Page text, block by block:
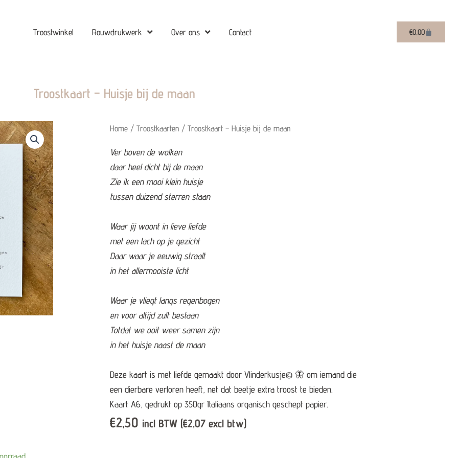
Troostwinkel Rouwdrukwerk Over ons Contact €0,00
Troostkaart – Huisje bij de maan
Home /Troostkaarten / Troostkaart – Huisje bij de maan
Ver boven de wolken
daar heel dicht bij de maan
Zie ik een mooi klein huisje
tussen duizend sterren staan
Waar jij woont in lieve liefde
met een lach op je gezicht
Daar waar je eeuwig straalt
in het allermooiste licht
Waar je vliegt langs regenbogen
en voor altijd zult bestaan
Totdat we ooit weer samen zijn
in het huisje naast de maan
Deze kaart is met liefde gemaakt door Vlinderkusje© 🦋 om iemand die
een dierbare verloren heeft, net dat beetje extra troost te bieden.
Kaart A6, gedrukt op 350gr Italiaans organisch geschept papier.
€2,50 incl BTW (€2,07 excl btw)